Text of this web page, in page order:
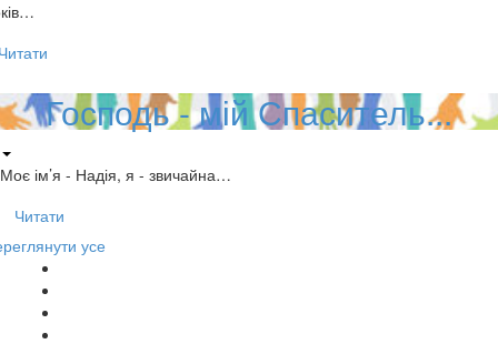
Господь - мій Спаситель...
Моє ім’я - Надія, я - звичайна…
Читати
усе